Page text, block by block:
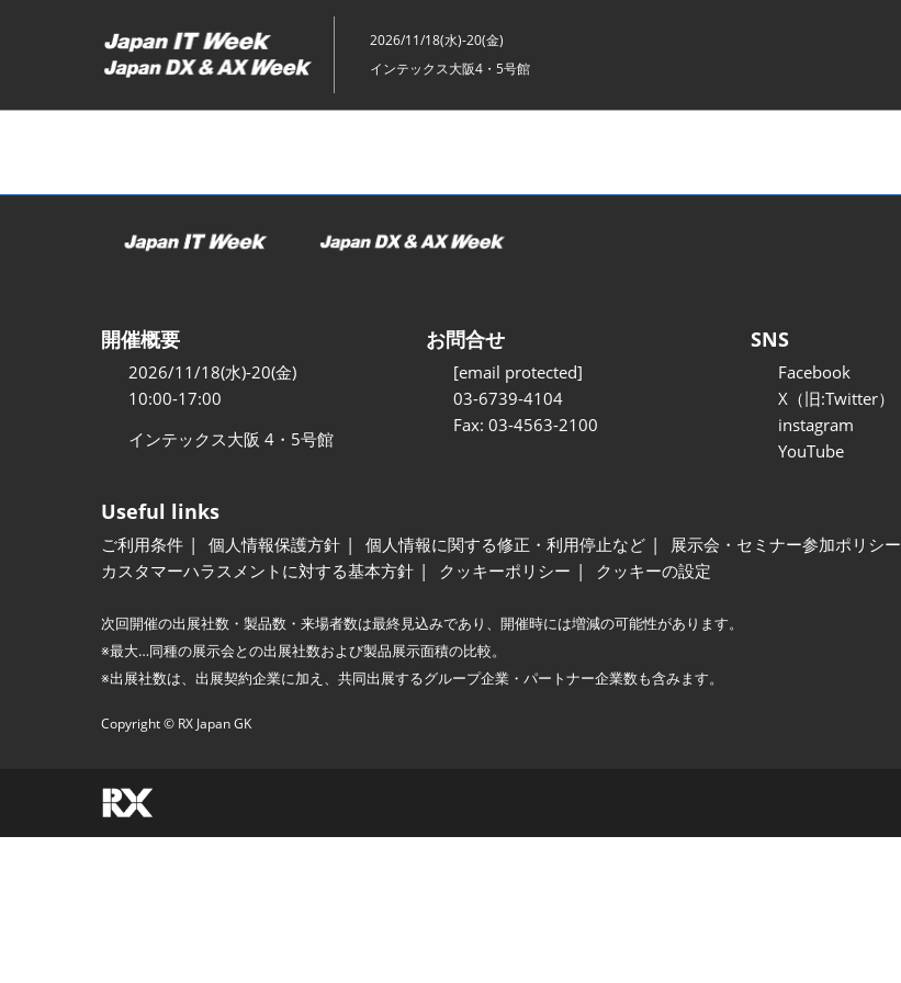
キ
ッ
2026/11/18(水)-20(金)
インテックス大阪4・5号館
開催概要
2026/11/18(水)-20(金)
10:00-17:00
インテックス大阪 4・5号館
お問合せ
[email protected]
03-6739-4104
Fax: 03-4563-2100
SNS
Facebook
X（旧:Twitter）
instagram
YouTube
Useful links
ご利用条件 個人情報保護方針 個人情報に関する修正・利用停止など 展示会・セミナー参加ポリシー
カスタマーハラスメントに対する基本方針
クッキーポリシー クッキーの設定
次回開催の出展社数・製品数・来場者数は最終見込みであり、開催時には増減の可能性があります。
※最大…同種の展示会との出展社数および製品展示面積の比較。
※出展社数は、出展契約企業に加え、共同出展するグループ企業・パートナー企業数も含みます。
Copyright © RX Japan GK